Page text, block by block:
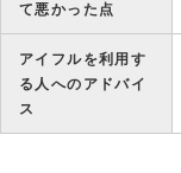
て悪かった点
アイフルを利用す
る人へのアドバイ
ス